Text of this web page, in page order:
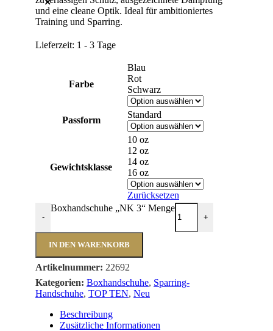
und eine cleane Optik. Ideal für ambitioniertes
Training und Sparring.
Lieferzeit: 1 - 3 Tage
Farbe
Blau
Rot
Schwarz
Passform
Standard
Gewichtsklasse
10 oz
12 oz
14 oz
16 oz
Zurücksetzen
-
Boxhandschuhe „NK 3“ Menge
+
IN DEN WARENKORB
Artikelnummer: 22692
Kategorien: Boxhandschuhe, Sparring-
Handschuhe, TOP TEN, Neu
Beschreibung
Zusätzliche Informationen